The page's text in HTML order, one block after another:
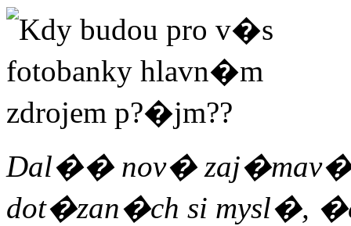
Dal�� nov� zaj�mav�
dot�zan�ch si mysl�,